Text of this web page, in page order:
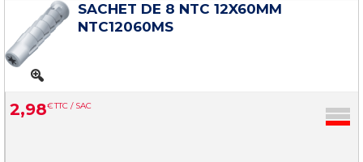
SACHET DE 8 NTC 12X60MM
NTC12060MS
2,98€TTC / SAC